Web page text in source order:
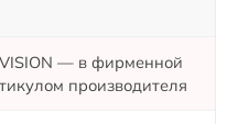
— в фирменной
производителя